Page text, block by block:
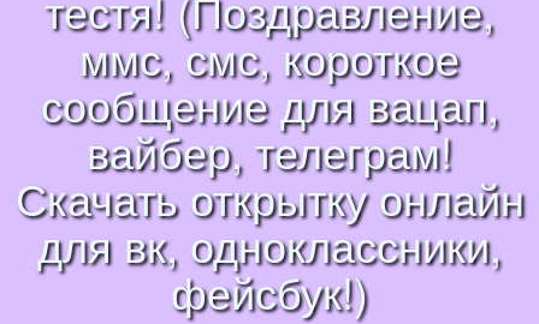
ммс, смс, короткое
сообщение для вацап,
вайбер, телеграм!
Скачать открытку онлайн
для вк, одноклассники,
фейсбук!)